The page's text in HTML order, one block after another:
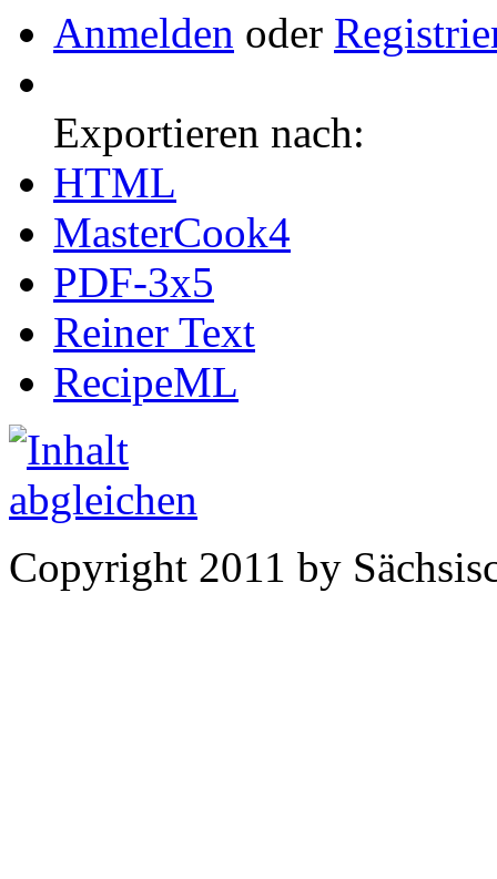
Anmelden oder
Exportieren nach:
HTML
MasterCook4
PDF-3x5
Reiner Text
RecipeML
Copyright 2011 by